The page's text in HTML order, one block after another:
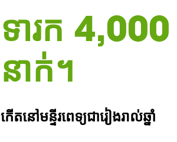
ទារក 4,000
នាក់។
កើតនៅមន្ទីរពេទ្យជារៀងរាល់ឆ្នាំ